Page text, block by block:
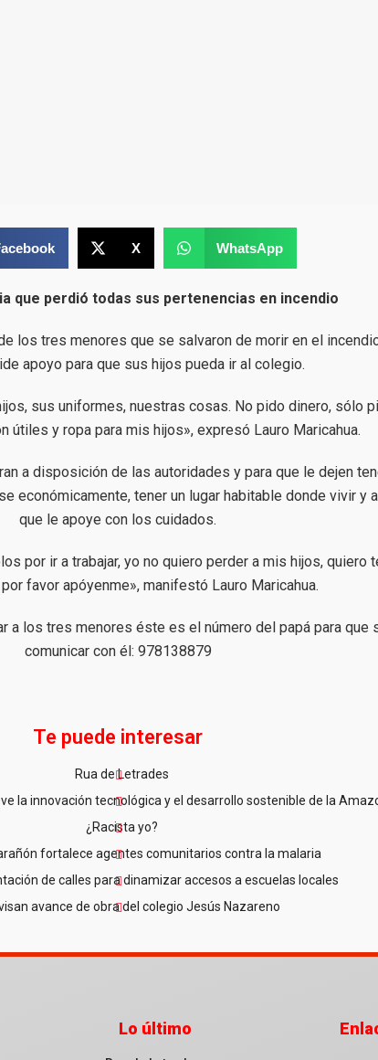
X WhatsApp
que perdió todas sus pertenencias en incendio
los tres menores que se salvaron de morir en el
apoyo para que sus hijos pueda ir al colegio.
sus uniformes, nuestras cosas. No pido dinero, sólo
útiles y ropa para mis hijos», expresó Lauro Maricahua.
a disposición de las autoridades y para que le dejen
económicamente, tener un lugar habitable donde vivir y
que le apoye con los cuidados.
por ir a trabajar, yo no quiero perder a mis hijos, quiero
favor apóyenme», manifestó Lauro Maricahua.
a los tres menores éste es el número del papá para que
comunicar con él: 978138879
Te puede interesar
Rua de Letrades
la innovación tecnológica y el desarrollo sostenible de la
¿Racista yo?
fortalece agentes comunitarios contra la malaria
de calles para dinamizar accesos a escuelas locales
avance de obra del colegio Jesús Nazareno
Lo último